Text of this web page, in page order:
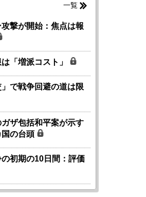
一覧
撃が開始：焦点は報
「増派コスト」
で戦争回避の道は限
ザ包括和平案が示す
の台頭
初期の10日間：評価